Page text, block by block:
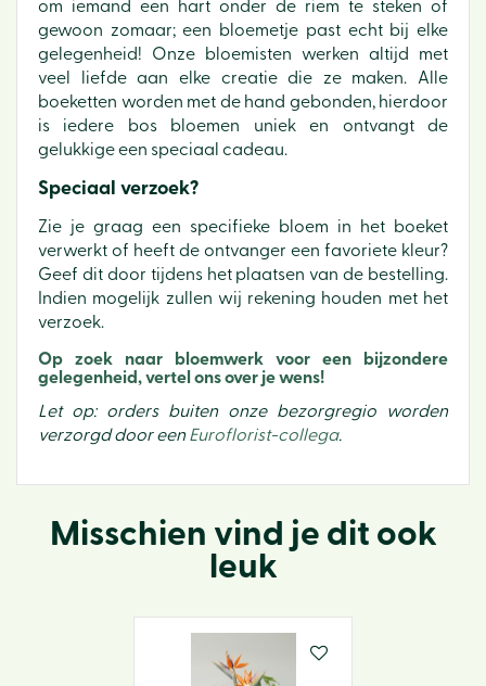
om iemand een hart onder de riem te steken of
gewoon zomaar; een bloemetje past echt bij elke
gelegenheid! Onze bloemisten werken altijd met
veel liefde aan elke creatie die ze maken. Alle
boeketten worden met de hand gebonden, hierdoor
is iedere bos bloemen uniek en ontvangt de
gelukkige een speciaal cadeau.
Speciaal verzoek?
Zie je graag een specifieke bloem in het boeket
verwerkt of heeft de ontvanger een favoriete kleur?
Geef dit door tijdens het plaatsen van de bestelling.
Indien mogelijk zullen wij rekening houden met het
verzoek.
Op zoek naar bloemwerk voor een bijzondere
gelegenheid, vertel ons over je wens!
Let op: orders buiten onze bezorgregio worden
verzorgd door eenEuroflorist-collega.
Misschien vind je dit ook
leuk